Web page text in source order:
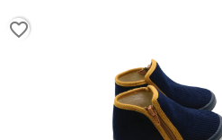
favorite_border